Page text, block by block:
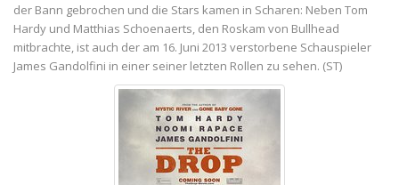
der Bann gebrochen und die Stars kamen in Scharen: Neben Tom
Hardy und Matthias Schoenaerts, den Roskam von Bullhead
mitbrachte, ist auch der am 16. Juni 2013 verstorbene Schauspieler
James Gandolfini in einer seiner letzten Rollen zu sehen. (ST)